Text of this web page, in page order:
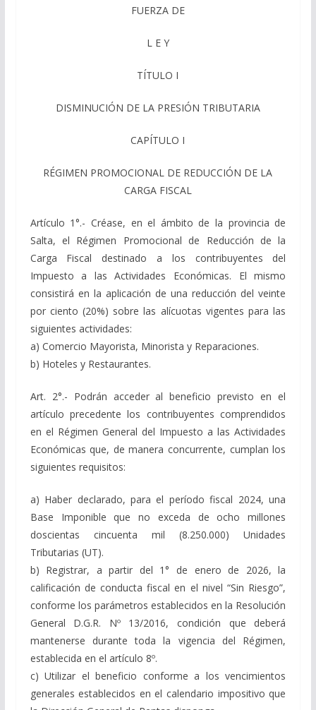
FUERZA DE
L E Y
TÍTULO I
DISMINUCIÓN DE LA PRESIÓN TRIBUTARIA
CAPÍTULO I
RÉGIMEN PROMOCIONAL DE REDUCCIÓN DE LA
CARGA FISCAL
Artículo 1°.- Créase, en el ámbito de la provincia de
Salta, el Régimen Promocional de Reducción de la
Carga Fiscal destinado a los contribuyentes del
Impuesto a las Actividades Económicas. El mismo
consistirá en la aplicación de una reducción del veinte
por ciento (20%) sobre las alícuotas vigentes para las
siguientes actividades:
a) Comercio Mayorista, Minorista y Reparaciones.
b) Hoteles y Restaurantes.
Art. 2°.- Podrán acceder al beneficio previsto en el
artículo precedente los contribuyentes comprendidos
en el Régimen General del Impuesto a las Actividades
Económicas que, de manera concurrente, cumplan los
siguientes requisitos:
a) Haber declarado, para el período fiscal 2024, una
Base Imponible que no exceda de ocho millones
doscientas cincuenta mil (8.250.000) Unidades
Tributarias (UT).
b) Registrar, a partir del 1° de enero de 2026, la
calificación de conducta fiscal en el nivel “Sin Riesgo”,
conforme los parámetros establecidos en la Resolución
General D.G.R. Nº 13/2016, condición que deberá
mantenerse durante toda la vigencia del Régimen,
establecida en el artículo 8º.
c) Utilizar el beneficio conforme a los vencimientos
generales establecidos en el calendario impositivo que